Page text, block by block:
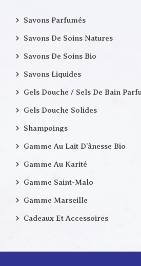
Savons Parfumés
Savons De Soins Natures
Savons De Soins Bio
Savons Liquides
Gels Douche / Sels De Bain
Gels Douche Solides
Shampoings
Gamme Au Lait D’ânesse Bio
Gamme Au Karité
Gamme Saint-Malo
Gamme Marseille
Cadeaux Et Accessoires